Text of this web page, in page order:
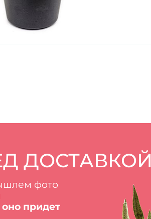
ДОСТАВКОЙ
фото
придет